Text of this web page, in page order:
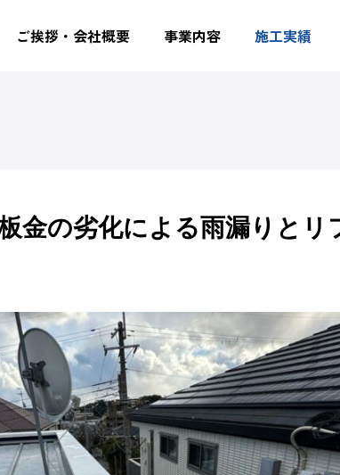
ご挨拶・会社概要 事業内容 施工実績
の笠木板金の劣化による雨漏りとリフォーム対策」
金の劣化による雨漏りとリ